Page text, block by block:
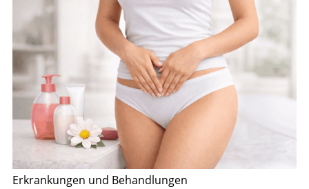
Erkrankungen und Behandlungen